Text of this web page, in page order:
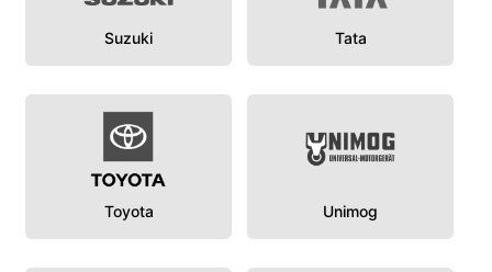
Suzuki Tata
Toyota Unimog